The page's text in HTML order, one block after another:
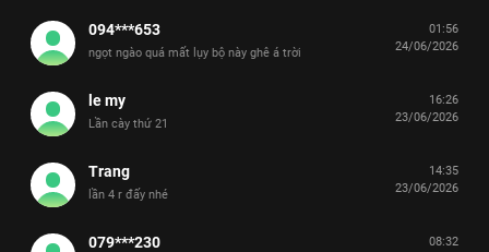
094***653
ngọt ngào quá mất lụy bộ này ghê á trời
01:56
24/06/2026
le my
Lần cày thứ 21
16:26
23/06/2026
Trang
lần 4 r đấy nhé
14:35
23/06/2026
079***230
08:32